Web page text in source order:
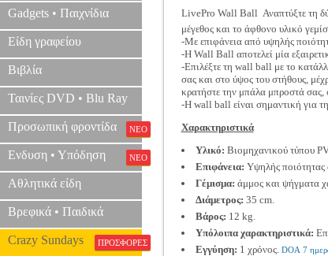
Gadgets • Παιχνίδια
Είδη γραφείου
Βιβλία
Ταινίες DVD • Blu Ray
Προσωπική φροντίδα ΝΕΟ
Ενδυση • Υπόδηση ΝΕΟ
Αθλητικά είδη
Βρεφικά • Παιδικά
Crazy Sundays ΠΡΟΣΦΟΡΕΣ
LivePro Wall Ball  Αναπτύξτε τη
μέγεθος και το άφθονο υλικό
-Με επιφάνεια από υψηλής
-H Wall Ball αποτελεί μία
-Επιλέξτε τη wall ball με το
σας και στο ύψος του στήθους,
κρατήστε την μπάλα μπροστά σας,
-Η wall ball είναι σημαντική για
Χαρακτηριστικά
Υλικό: Βιομηχανικού τύπου
Επιφάνεια: Υψηλής ποιότητας
Γέμισμα: άμμος και ψήγματα
Διάμετρος: 35 cm.
Βάρος: 12 kg.
Υπόλοιπα χαρακτηριστικά:
Εγγύηση: 1 χρόνος. DOA 7